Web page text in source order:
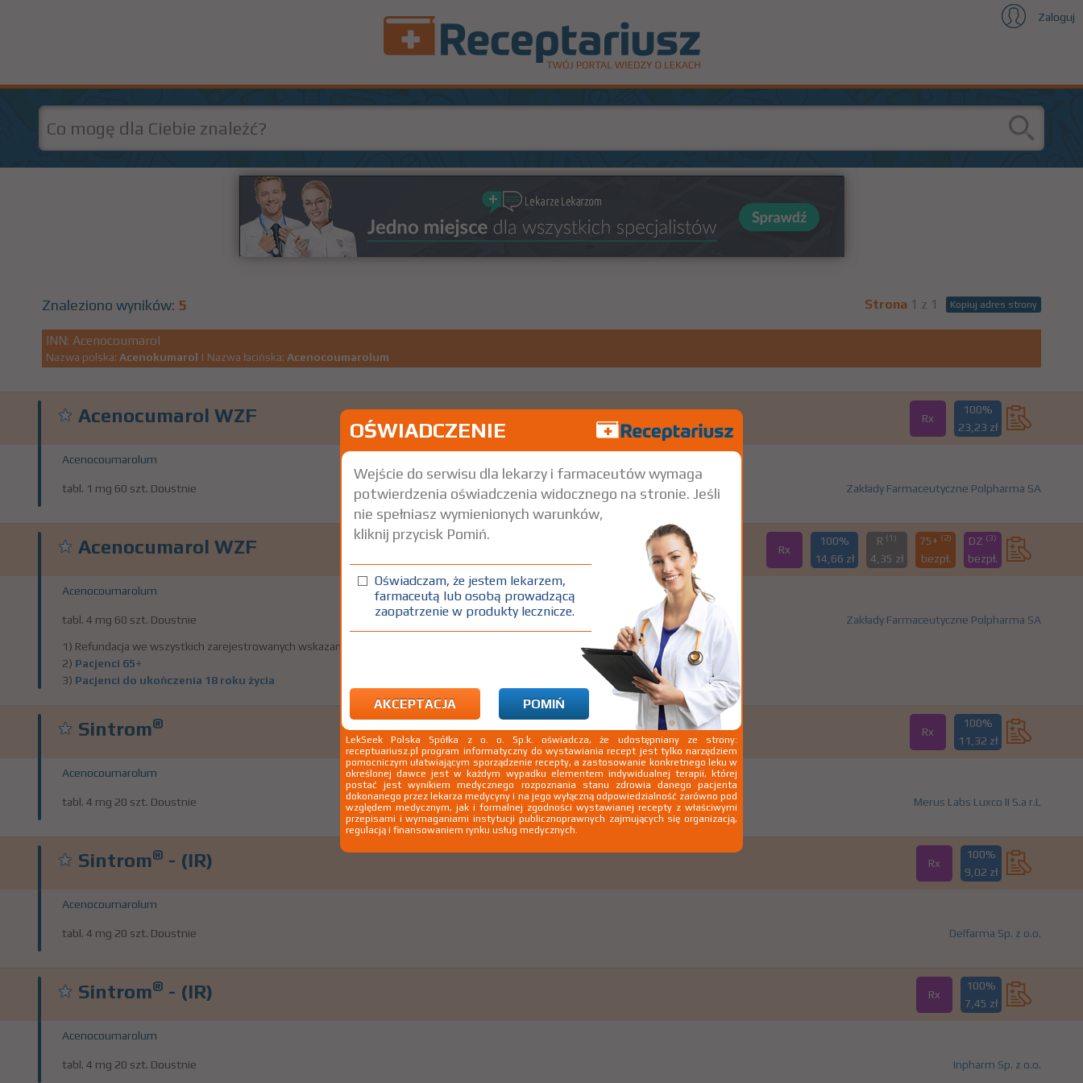
Zaloguj
Znaleziono wyników: 5 Kopiuj adres strony
Strona 1 z 1
INN: Acenocoumarol
Nazwa polska: Acenokumarol | Nazwa łacińska: Acenocoumarolum
Acenocumarol WZF Rx
100%
23,23 zł
Acenocoumarolum
tabl. 1 mg 60 szt. Doustnie Zakłady Farmaceutyczne Polpharma SA
Acenocumarol WZF Rx
100%
14,66 zł
R (1)
4,35 zł
75+ (2)
bezpł.
DZ (3)
bezpł.
Acenocoumarolum
tabl. 4 mg 60 szt. Doustnie Zakłady Farmaceutyczne Polpharma SA
1) Refundacja we wszystkich zarejestrowanych wskazaniach.
2) Pacjenci 65+
3) Pacjenci do ukończenia 18 roku życia
Sintrom® Rx
100%
11,32 zł
Acenocoumarolum
tabl. 4 mg 20 szt. Doustnie Merus Labs Luxco II S.a r.L
Sintrom® - (IR) Rx
100%
9,02 zł
Acenocoumarolum
tabl. 4 mg 20 szt. Doustnie Delfarma Sp. z o.o.
Sintrom® - (IR) Rx
100%
7,45 zł
Acenocoumarolum
tabl. 4 mg 20 szt. Doustnie Inpharm Sp. z o.o.
OŚWIADCZENIE
Wejście do serwisu dla lekarzy i farmaceutów wymaga
potwierdzenia oświadczenia widocznego na stronie. Jeśli
nie spełniasz wymienionych warunków,
kliknij przycisk Pomiń.
Oświadczam, że jestem lekarzem,
farmaceutą lub osobą prowadzącą
zaopatrzenie w produkty lecznicze.
AKCEPTACJA POMIŃ
LekSeek Polska Spółka z o. o. Sp.k. oświadcza, że udostępniany ze strony:
receptuariusz.pl program informatyczny do wystawiania recept jest tylko narzędziem
pomocniczym ułatwiającym sporządzenie recepty, a zastosowanie konkretnego leku w
określonej dawce jest w każdym wypadku elementem indywidualnej terapii, której
postać jest wynikiem medycznego rozpoznania stanu zdrowia danego pacjenta
dokonanego przez lekarza medycyny i na jego wyłączną odpowiedzialność zarówno pod
względem medycznym, jak i formalnej zgodności wystawianej recepty z właściwymi
przepisami i wymaganiami instytucji publicznoprawnych zajmujących się organizacją,
regulacją i finansowaniem rynku usług medycznych.